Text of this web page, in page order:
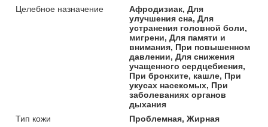
Целебное назначение
Афродизиак, Для
улучшения сна, Для
устранения головной боли,
мигрени, Для памяти и
внимания, При повышенном
давлении, Для снижения
учащенного сердцебиения,
При бронхите, кашле, При
укусах насекомых, При
заболеваниях органов
дыхания
Тип кожи
Проблемная, Жирная